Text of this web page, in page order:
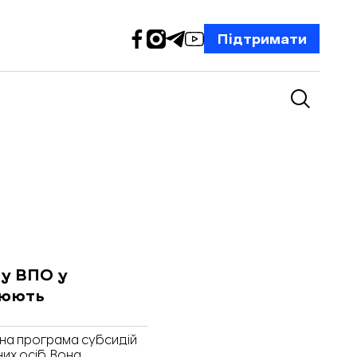
Підтримати
ВПО у
програма субсидій